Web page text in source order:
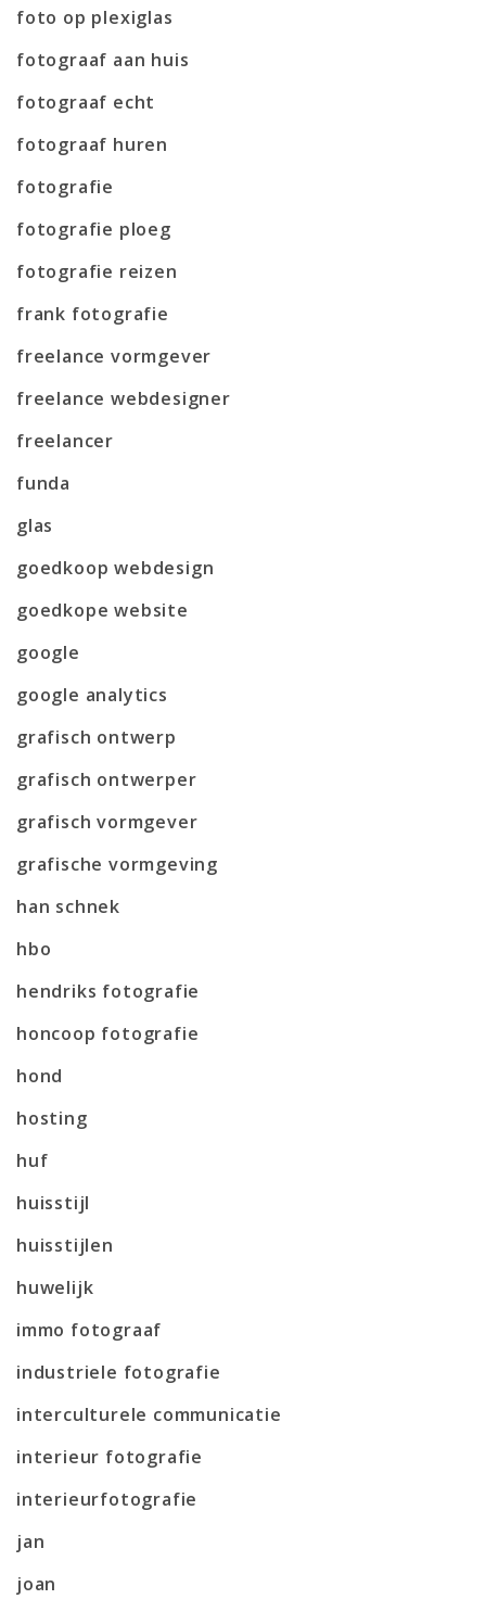
foto op plexiglas
fotograaf aan huis
fotograaf echt
fotograaf huren
fotografie
fotografie ploeg
fotografie reizen
frank fotografie
freelance vormgever
freelance webdesigner
freelancer
funda
glas
goedkoop webdesign
goedkope website
google
google analytics
grafisch ontwerp
grafisch ontwerper
grafisch vormgever
grafische vormgeving
han schnek
hbo
hendriks fotografie
honcoop fotografie
hond
hosting
huf
huisstijl
huisstijlen
huwelijk
immo fotograaf
industriele fotografie
interculturele communicatie
interieur fotografie
interieurfotografie
jan
joan